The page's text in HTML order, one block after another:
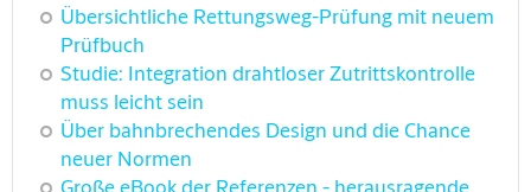
Übersichtliche Rettungsweg-Prüfung mit neuem
Prüfbuch
Studie: Integration drahtloser Zutrittskontrolle
muss leicht sein
Über bahnbrechendes Design und die Chance
neuer Normen
Große eBook der Referenzen - herausragende